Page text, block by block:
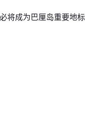
将成为巴厘岛重要地标